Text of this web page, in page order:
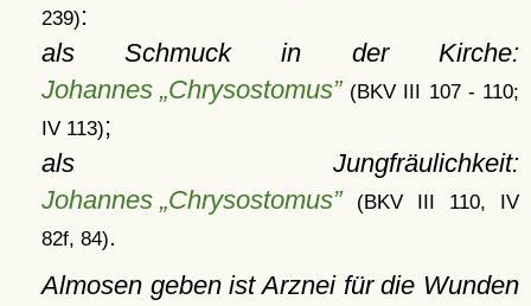
239):
als Schmuck in der Kirche:
Johannes „Chrysostomus” (BKV III 107 - 110;
IV 113);
als Jungfräulichkeit:
Johannes „Chrysostomus”
(BKV III 110, IV
82f, 84).
Almosen geben ist Arznei für die Wunden